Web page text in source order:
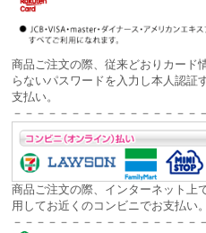
商品ご注文の際、従来どおりカード
らないパスワードを入力し本人認証
支払い。
－－－－－－－－－－－－－－－－
商品ご注文の際、インターネット上
用してお近くのコンビニでお支払い。
－－－－－－－－－－－－－－－－